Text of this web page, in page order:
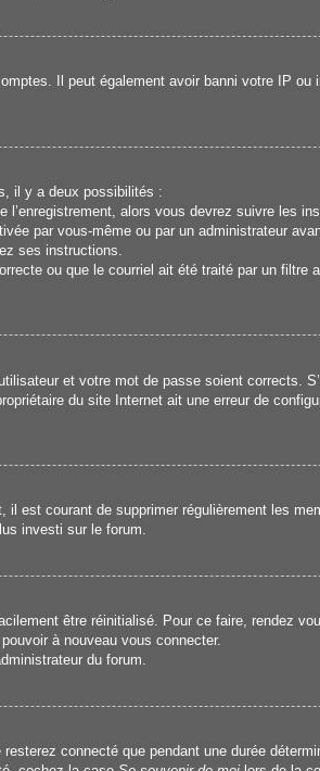
Il peut également avoir banni votre IP ou
il y a deux possibilités :
alors vous devrez suivre les
par vous-même ou par un administrateur
ses instructions.
ou que le courriel ait été traité par un filtre
et votre mot de passe soient corrects.
du site Internet ait une erreur de
est courant de supprimer régulièrement les
investi sur le forum.
être réinitialisé. Pour ce faire, rendez
à nouveau vous connecter.
du forum.
connecté que pendant une durée